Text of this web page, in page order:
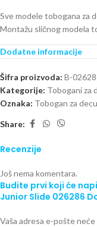
Sve modele tobogana za
Montažu sličnog modela
Dodatne informacije
Šifra proizvoda: B-
Kategorije: Tobogani za
Oznaka: Tobogan za decu
Share:
Recenzije
Još nema komentara.
Budite prvi koji će
Junior Slide 026286
Vaša adresa e-pošte